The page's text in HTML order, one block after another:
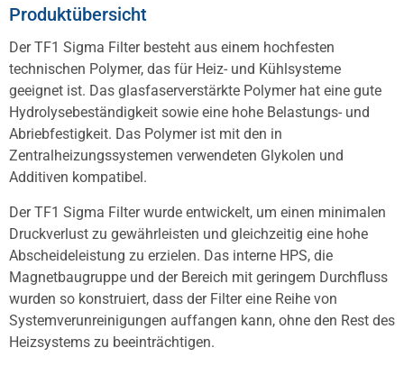
Produktübersicht
Der TF1 Sigma Filter besteht aus einem hochfesten
technischen Polymer, das für Heiz- und Kühlsysteme
geeignet ist. Das glasfaserverstärkte Polymer hat eine gute
Hydrolysebeständigkeit sowie eine hohe Belastungs- und
Abriebfestigkeit. Das Polymer ist mit den in
Zentralheizungssystemen verwendeten Glykolen und
Additiven kompatibel.
Der TF1 Sigma Filter wurde entwickelt, um einen minimalen
Druckverlust zu gewährleisten und gleichzeitig eine hohe
Abscheideleistung zu erzielen. Das interne HPS, die
Magnetbaugruppe und der Bereich mit geringem Durchfluss
wurden so konstruiert, dass der Filter eine Reihe von
Systemverunreinigungen auffangen kann, ohne den Rest des
Heizsystems zu beeinträchtigen.